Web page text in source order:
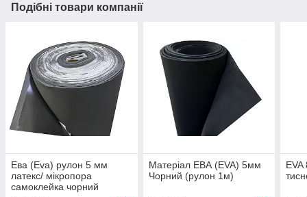
Подібні товари компанії
Ева (Eva) рулон 5 мм
латекс/ мікропора
самоклейка чорний
Матеріал ЕВА (EVA) 5мм
Чорний (рулон 1м)